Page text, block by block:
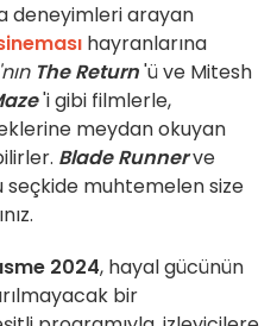
deneyimleri arayan
hayranlarına
'nın The Return'ü ve Mitesh
'i gibi filmlerle,
meydan okuyan
Blade Runnerve
seçkide muhtemelen size
2024, hayal gücünün
bir